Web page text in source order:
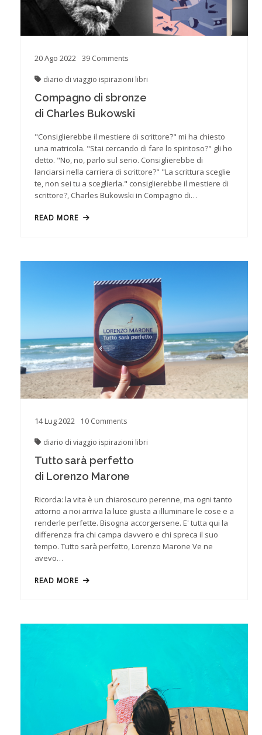
20Ago 2022 39 Comments
diario di viaggio ispirazioni libri
Compagno di sbronze
di Charles Bukowski
"Consiglierebbe il mestiere di scrittore?" mi ha chiesto
una matricola. "Stai cercando di fare lo spiritoso?" gli ho
detto. "No, no, parlo sul serio. Consiglierebbe di
lanciarsi nella carriera di scrittore?" "La scrittura sceglie
te, non sei tu a sceglierla." consiglierebbe il mestiere di
scrittore?, Charles Bukowski in Compagno di…
READ MORE
14Lug2022 10 Comments
diario di viaggio ispirazioni libri
Tutto sarà perfetto
di Lorenzo Marone
Ricorda: la vita è un chiaroscuro perenne, ma ogni tanto
attorno a noi arriva la luce giusta a illuminare le cose e a
renderle perfette. Bisogna accorgersene. E' tutta qui la
differenza fra chi campa davvero e chi spreca il suo
tempo. Tutto sarà perfetto, Lorenzo Marone Ve ne
avevo…
READ MORE